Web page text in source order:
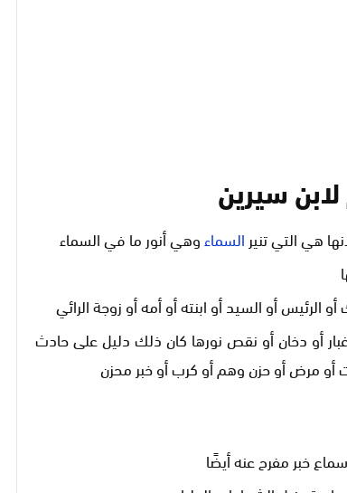
سيرين
هي التي تنير السماءوهي أنور ما في السماء
الرئيس أو السيد أو ابنته أو أمه أو زوجة الرائي
أو دخان أو نقص نورها كان ذلك دليل على حادث
أو مرض أو حزن وهم أو كرب أو خبر محزن
خبر مفرح عنه أيضًا